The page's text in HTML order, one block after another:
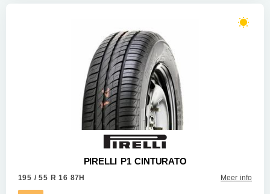
PIRELLI P1 CINTURATO
195 / 55 R 16 87H Meer info